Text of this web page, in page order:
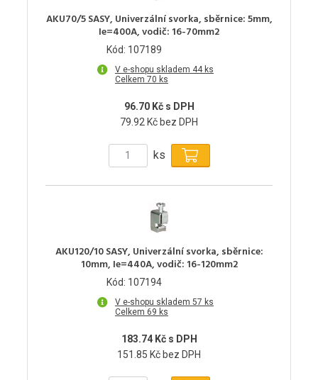
AKU70/5 SASY, Univerzální svorka, sběrnice: 5mm,
Ie=400A, vodič: 16-70mm2
Kód: 107189
V e-shopu skladem 44 ks
Celkem 70 ks
96.70 Kč s DPH
79.92 Kč bez DPH
ks
AKU120/10 SASY, Univerzální svorka, sběrnice:
10mm, Ie=440A, vodič: 16-120mm2
Kód: 107194
V e-shopu skladem 57 ks
Celkem 69 ks
183.74 Kč s DPH
151.85 Kč bez DPH